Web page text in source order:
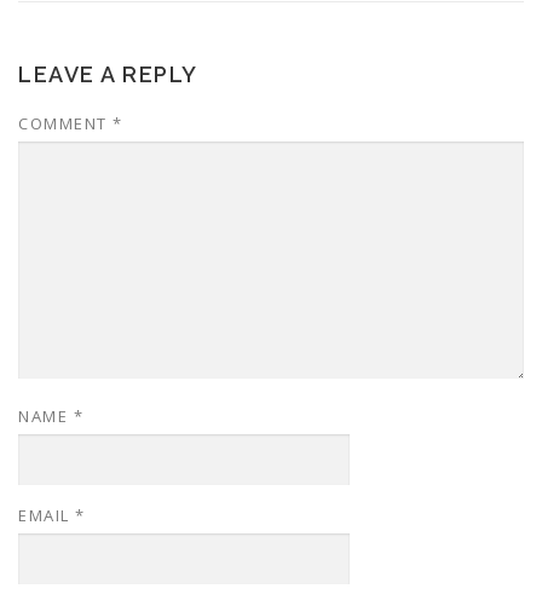
LEAVE A REPLY
COMMENT *
NAME *
EMAIL *